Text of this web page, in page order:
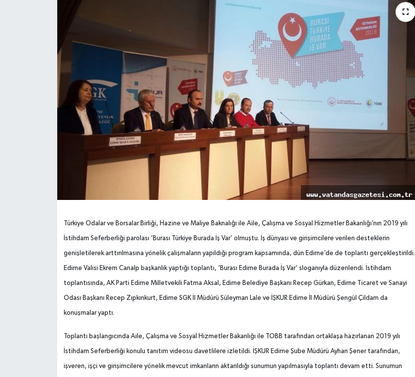
Türkiye Odalar ve Borsalar Birliği, Hazine ve Maliye Baknalığı ile Aile, Çalışma ve Sosyal Hizmetler Bakanlığı’nın 2019 yılı
İstihdam Seferberliği parolası ‘Burası Türkiye Burada İş Var’ olmuştu. İş dünyası ve girişimcilere verilen desteklerin
genişletilerek arttırılmasına yönelik çalışmaların yapıldığı program kapsamında, dün Edirne’de de toplantı gerçekleştirildi.
Edirne Valisi Ekrem Canalp başkanlık yaptığı toplantı, ‘Burası Edirne Burada İş Var’ sloganıyla düzenlendi. İstihdam
toplantısında, AK Parti Edirne Milletvekili Fatma Aksal, Edirne Belediye Başkanı Recep Gürkan, Edirne Ticaret ve Sanayi
Odası Başkanı Recep Zıpkınkurt, Edirne SGK İl Müdürü Süleyman Lale ve İŞKUR Edirne İl Müdürü Şengül Çildam da
konuşmalar yaptı.
Toplantı başlangıcında Aile, Çalışma ve Sosyal Hizmetler Bakanlığı ile TOBB tarafından ortaklaşa hazırlanan 2019 yılı
İstihdam Seferberliği konulu tanıtım videosu davetlilere izletildi. İŞKUR Edirne Şube Müdürü Ayhan Şener tarafından,
işveren, işçi ve girişimcilere yönelik mevcut imkanların aktarıldığı sunumun yapılmasıyla toplantı devam etti. Sunumun